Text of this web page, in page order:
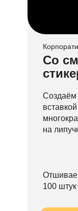
Со
Создаём
на
100 штук